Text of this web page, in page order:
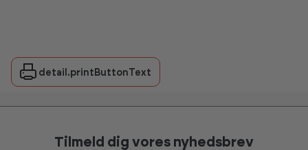
detail.printButtonText
Tilmeld dig vores nyhedsbrev